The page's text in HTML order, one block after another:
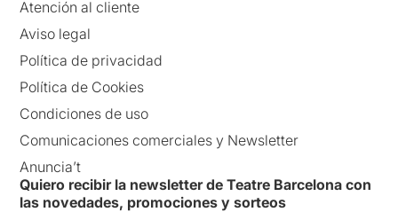
Atención al cliente
Aviso legal
Política de privacidad
Política de Cookies
Condiciones de uso
Comunicaciones comerciales y Newsletter
Anuncia’t
Quiero recibir la newsletter de Teatre Barcelona con
las novedades, promociones y sorteos